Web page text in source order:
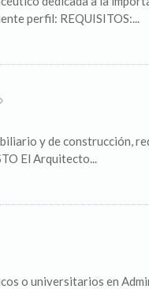
perfil: REQUISITOS:...
y de construcción,
El Arquitecto...
o universitarios en